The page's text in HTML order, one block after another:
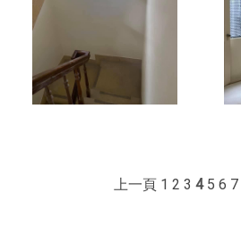
上一頁 1 2 3 4 5 6 7